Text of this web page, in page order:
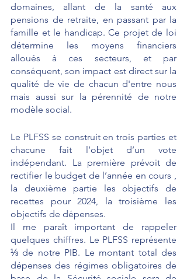
domaines, allant de la santé aux
pensions de retraite, en passant par la
famille et le handicap. Ce projet de loi
détermine les moyens financiers
alloués à ces secteurs, et par
conséquent, son impact est direct sur la
qualité de vie de chacun d'entre nous
mais aussi sur la pérennité de notre
modèle social.
Le PLFSS se construit en trois parties et
chacune fait l’objet d’un vote
indépendant. La première prévoit de
rectifier le budget de l’année en cours ,
la deuxième partie les objectifs de
recettes pour 2024, la troisième les
objectifs de dépenses.
Il me paraît important de rappeler
quelques chiffres. Le PLFSS représente
⅓ de notre PIB. Le montant total des
dépenses des régimes obligatoires de